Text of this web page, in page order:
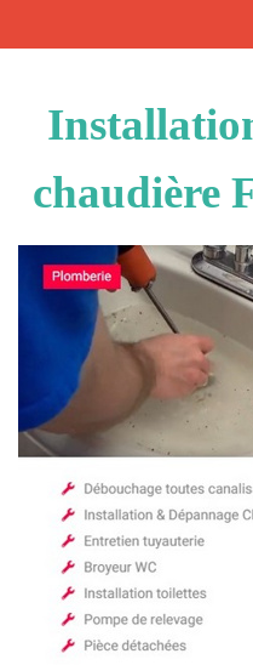
chaudière